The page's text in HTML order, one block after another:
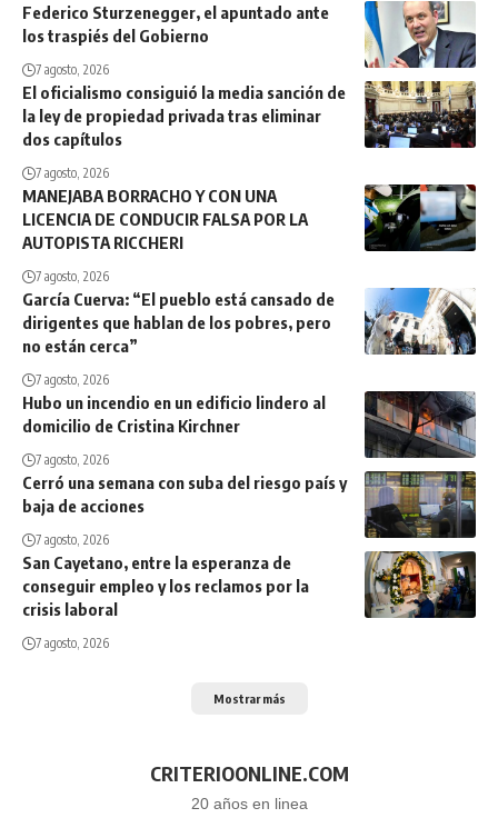
Federico Sturzenegger, el apuntado ante
los traspiés del Gobierno
7 agosto, 2026
El oficialismo consiguió la media sanción de
la ley de propiedad privada tras eliminar
dos capítulos
7 agosto, 2026
MANEJABA BORRACHO Y CON UNA
LICENCIA DE CONDUCIR FALSA POR LA
AUTOPISTA RICCHERI
7 agosto, 2026
García Cuerva: “El pueblo está cansado de
dirigentes que hablan de los pobres, pero
no están cerca”
7 agosto, 2026
Hubo un incendio en un edificio lindero al
domicilio de Cristina Kirchner
7 agosto, 2026
Cerró una semana con suba del riesgo país y
baja de acciones
7 agosto, 2026
San Cayetano, entre la esperanza de
conseguir empleo y los reclamos por la
crisis laboral
7 agosto, 2026
Mostrar más
CRITERIOONLINE.COM
20 años en linea